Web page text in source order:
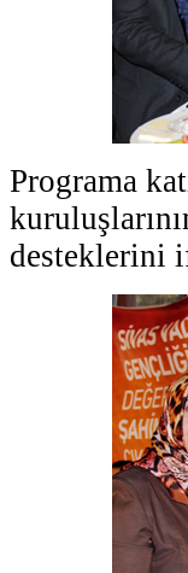
Programa
desteklerini